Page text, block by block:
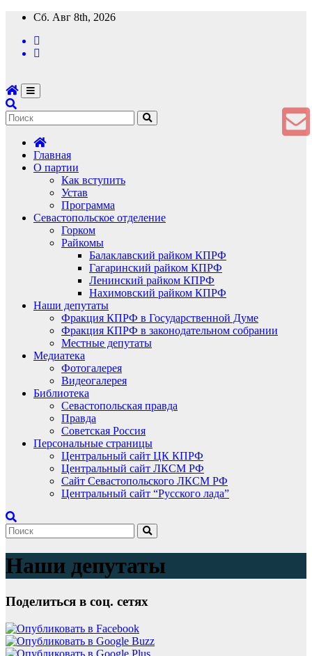
Перейти
содержимому
Сб. Авг 8th, 2026
Главная
О партии
Как вступить
Устав
Программа
Севастопольское отделение
Горком
Райкомы
Балаклавский райком КПРФ
Гагаринский райком КПРФ
Ленинский райком КПРФ
Нахимовский райком КПРФ
Наши депутаты
Фракция КПРФ в Государственной Думе
Фракция КПРФ в законодательном собрании
Местные депутаты
Медиатека
Фотогалерея
Видеогалерея
Библиотека
Севастопольская правда
Правда
Советская Россия
Персональные страницы
Центральный сайт ЦК КПРФ
Центральный сайт ЛКСМ РФ
Сайт Севастопольского ЛКСМ РФ
Центральный сайт “Русского лада”
Наши депутаты
Поделиться в соц. сетях